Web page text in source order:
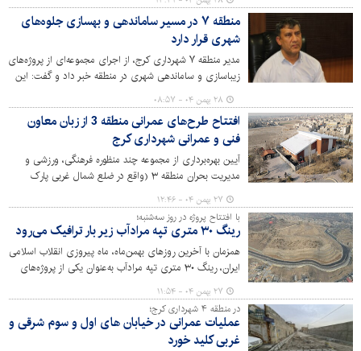
مشارکت گسترده نیروهای جهادی و پرسنل سازمان از نخاله و
زباله پاکسازی شد.منطقه ۷ در مسیر ساماندهی و بهسازی جلوه‌های
شهری قرار دارد
مدیر منطقه ۷ شهرداری کرج، از اجرای مجموعه‌ای از پروژه‌های
زیباسازی و ساماندهی شهری در منطقه خبر داد و گفت: این
اقدامات با هدف ارتقای منظر شهری، افزایش ایمنی معابر و
جلب رضایت شهروندان در حال انجام است.
۲۸ بهمن ۰۴ - ۰۸:۵۷
افتتاح طرح‌های عمرانی منطقه 3 از زبان معاون
فنی و عمرانی شهرداری کرج
آیین بهره‌برداری از مجموعه چند منظوره فرهنگی، ورزشی و
مدیریت بحران منطقه ۳ (واقع در ضلع شمال غربی پارک
الغدیر در خیابان چهارم شرقی بلوار ارم مهرشهر) و فاز دوم
بازگشایی ادامه کنارگذر یادگار امام رضوان الله (کنارگذر مهرشهر)
۲۱ بهمن ۱۴۰۴ با حضور شهروندان، معتمدین محلات، اصحاب
رسانه، شهردار، رئیس و اعضای شورای اسلامی شهر کرج،
مدیران شهری و فرماندهان انتظامی برگزار شد.
۲۷ بهمن ۰۴ - ۱۲:۴۶
با افتتاح پروژه در روز سه‌شنبه؛
رینگ ۳۰ متری تپه مرادآب زیر بار ترافیک می‌رود
همزمان با آخرین روزهای بهمن‌ماه، ماه پیروزی انقلاب اسلامی
ایران، رینگ ۳۰ متری تپه مرادآب به‌عنوان یکی از پروژه‌های
مهم دوره ششم مدیریت شهری کرج، مورد افتتاح قرار
می‌گیرد؛ با بهره‌برداری از این رینگ، شاهد بازگشت تپه مرادآب
به بافت اصلی شهر کرج خواهیم بود.
۲۷ بهمن ۰۴ - ۱۱:۵۴
در منطقه ۴ شهرداری کرج؛
عملیات عمرانی در خیابان های اول و سوم شرقی و
غربی کلید خورد